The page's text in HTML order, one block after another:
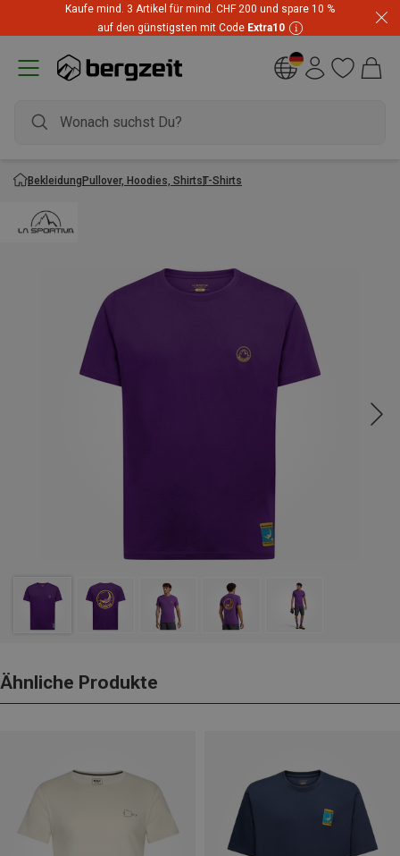
Kaufe mind. 3 Artikel für mind. CHF 200 und spare 10 %
auf den günstigsten mit Code Extra10
BekleidungPullover, Hoodies, ShirtsT-Shirts
Ähnliche Produkte